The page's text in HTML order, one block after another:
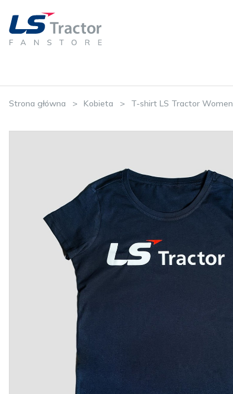
Strona główna Kobieta T-shirt LS Tractor Women